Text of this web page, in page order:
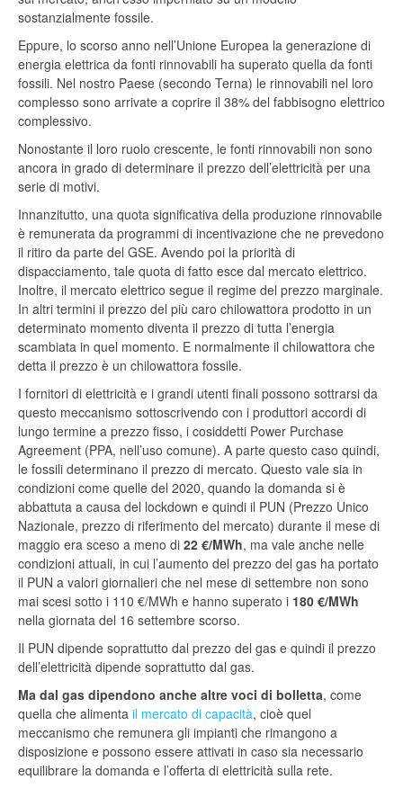
sostanzialmente fossile.
Eppure, lo scorso anno nell’Unione Europea la generazione di
energia elettrica da fonti rinnovabili ha superato quella da fonti
fossili. Nel nostro Paese (secondo Terna) le rinnovabili nel loro
complesso sono arrivate a coprire il 38% del fabbisogno elettrico
complessivo.
Nonostante il loro ruolo crescente, le fonti rinnovabili non sono
ancora in grado di determinare il prezzo dell’elettricità per una
serie di motivi.
Innanzitutto, una quota significativa della produzione rinnovabile
è remunerata da programmi di incentivazione che ne prevedono
il ritiro da parte del GSE. Avendo poi la priorità di
dispacciamento, tale quota di fatto esce dal mercato elettrico.
Inoltre, il mercato elettrico segue il regime del prezzo marginale.
In altri termini il prezzo del più caro chilowattora prodotto in un
determinato momento diventa il prezzo di tutta l’energia
scambiata in quel momento. E normalmente il chilowattora che
detta il prezzo è un chilowattora fossile.
I fornitori di elettricità e i grandi utenti finali possono sottrarsi da
questo meccanismo sottoscrivendo con i produttori accordi di
lungo termine a prezzo fisso, i cosiddetti Power Purchase
Agreement (PPA, nell’uso comune). A parte questo caso quindi,
le fossili determinano il prezzo di mercato. Questo vale sia in
condizioni come quelle del 2020, quando la domanda si è
abbattuta a causa del lockdown e quindi il PUN (Prezzo Unico
Nazionale, prezzo di riferimento del mercato) durante il mese di
maggio era sceso a meno di 22 €/MWh, ma vale anche nelle
condizioni attuali, in cui l’aumento del prezzo del gas ha portato
il PUN a valori giornalieri che nel mese di settembre non sono
mai scesi sotto i 110 €/MWh e hanno superato i 180 €/MWh
nella giornata del 16 settembre scorso.
Il PUN dipende soprattutto dal prezzo del gas e quindi il prezzo
dell’elettricità dipende soprattutto dal gas.
Ma dal gas dipendono anche altre voci di bolletta, come
quella che alimenta il mercato di capacità, cioè quel
meccanismo che remunera gli impianti che rimangono a
disposizione e possono essere attivati in caso sia necessario
equilibrare la domanda e l’offerta di elettricità sulla rete.